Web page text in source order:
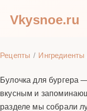
Vkysnoe.ru
Рецепты Ингредиенты
Булочка для бургера
вкусным и
разделе мы собрали